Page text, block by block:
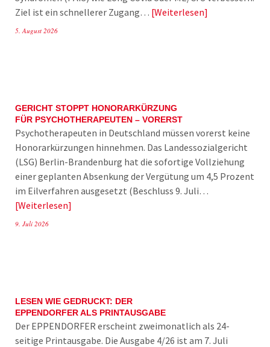
Ziel ist ein schnellerer Zugang… Weiterlesen
5. August 2026
GERICHT STOPPT HONORARKÜRZUNG
FÜR PSYCHOTHERAPEUTEN – VORERST
Psychotherapeuten in Deutschland müssen vorerst keine
Honorarkürzungen hinnehmen. Das Landessozialgericht
(LSG) Berlin-Brandenburg hat die sofortige Vollziehung
einer geplanten Absenkung der Vergütung um 4,5 Prozent
im Eilverfahren ausgesetzt (Beschluss 9. Juli…
Weiterlesen
9. Juli 2026
LESEN WIE GEDRUCKT: DER
EPPENDORFER ALS PRINTAUSGABE
Der EPPENDORFER erscheint zweimonatlich als 24-
seitige Printausgabe. Die Ausgabe 4/26 ist am 7. Juli